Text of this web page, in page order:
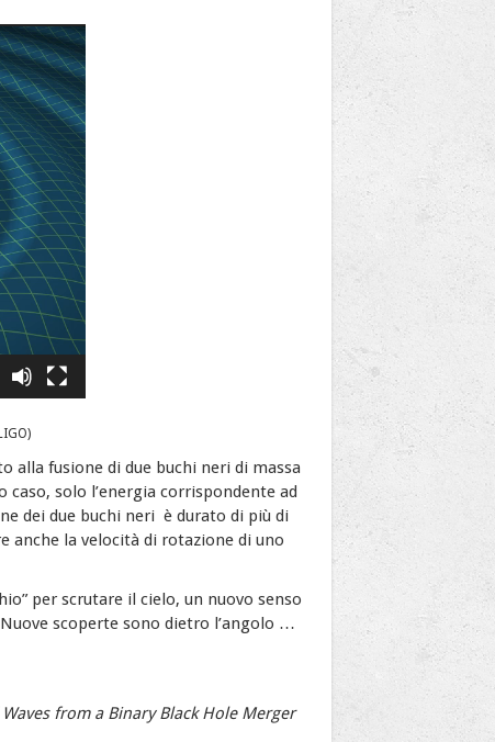
alla fusione di due buchi neri di massa
caso, solo l’energia corrispondente ad
dei due buchi neri è durato di più di
anche la velocità di rotazione di uno
per scrutare il cielo, un nuovo senso
scoperte sono dietro l’angolo …
from a Binary Black Hole Merger